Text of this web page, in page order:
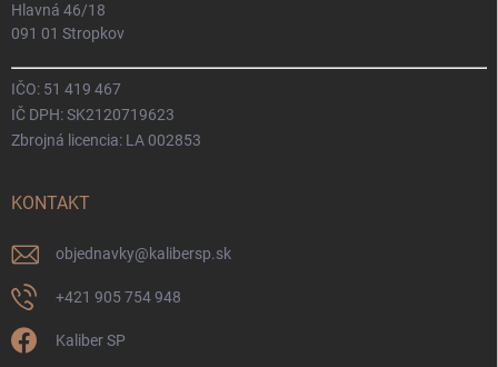
Hlavná 46/18
091 01 Stropkov
IČO: 51 419 467
IČ DPH: SK2120719623
Zbrojná licencia: LA 002853
KONTAKT
objednavky@kalibersp.sk
+421 905 754 948
Kaliber SP